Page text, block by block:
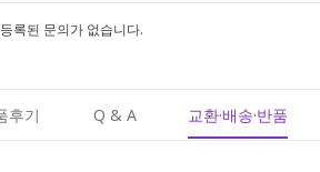
등록된 문의가 없습니다.
후기 Q & A 교환·배송·반품